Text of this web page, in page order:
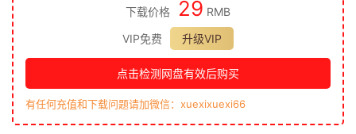
下载价格 29 RMB
VIP免费
升级VIP
点击检测网盘有效后购买
有任何充值和下载问题请加微信：xuexixuexi66